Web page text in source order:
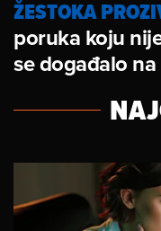
ŽESTOKA
poruka koju
se događalo